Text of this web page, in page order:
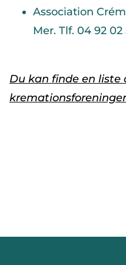
Association
Mer. Tlf. 04 92 02
Du kan finde en liste